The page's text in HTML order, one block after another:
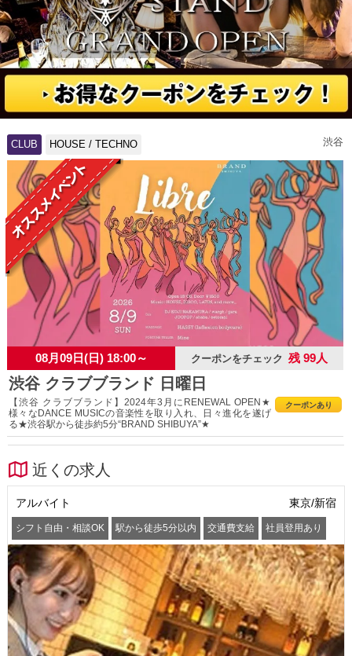
CLUB HOUSE / TECHNO 渋谷
08月09日(日) 18:00～ クーポンをチェック 残 99人
渋谷 クラブブランド 日曜日
クーポンあり
【渋谷 クラブブランド】2024年3月にRENEWAL OPEN★
様々なDANCE MUSICの音楽性を取り入れ、日々進化を遂げ
る★渋谷駅から徒歩約5分“BRAND SHIBUYA”★
近くの求人
アルバイト 東京/新宿
シフト自由・相談OK 駅から徒歩5分以内 交通費支給 社員登用あり